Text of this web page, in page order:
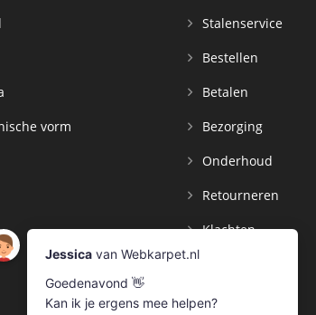
vorm
Stalenservice
Bestellen
Betalen
Bezorging
Onderhoud
Retourneren
Klachten
Contact
Mijn Account